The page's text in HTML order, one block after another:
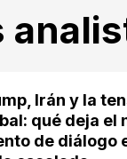
Irán y la
qué deja el
de diálogo